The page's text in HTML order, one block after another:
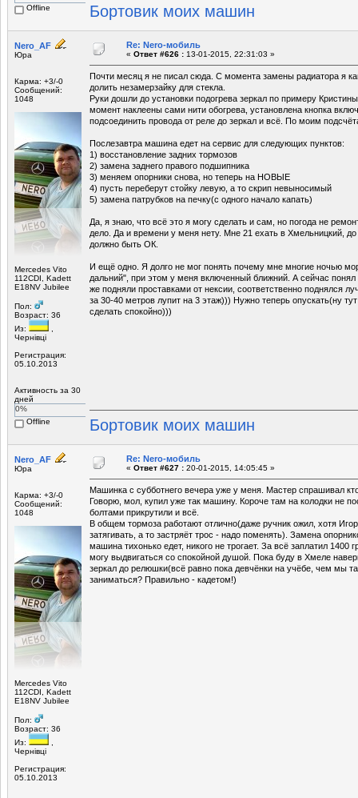
Offline
Бортовик моих машин
Nero_AF
Юра
Карма: +3/-0
Сообщений:
1048
Mercedes Vito
112CDI, Kadett
E18NV Jubilee
Пол:
Возраст: 36
Из:
Чернівці
Регистрация:
05.10.2013
Активность за 30
дней
0%
Offline
Re: Nero-мобиль
« Ответ #626 : 13-01-2015, 22:31:03 »
Почти месяц я не писал сюда. С момента замены радиатора я
долить незамерзайку для стекла.
Руки дошли до установки подогрева зеркал по примеру
момент наклеены сами нити обогрева, установлена кнопка
подсоединить провода от реле до зеркал и всё. По моим
Послезавтра машина едет на сервис для следующих пунктов:
1) восстановление задних тормозов
2) замена заднего правого подшипника
3) меняем опорники снова, но теперь на НОВЫЕ
4) пусть переберут стойку левую, а то скрип невыносимый
5) замена патрубков на печку(с одного начало капать)
Да, я знаю, что всё это я могу сделать и сам, но погода не
дело. Да и времени у меня нету. Мне 21 ехать в Хмельницкий,
должно быть ОК.
И ещё одно. Я долго не мог понять почему мне многие ночью
дальний", при этом у меня включенный ближний. А сейчас
же подняли проставками от нексии, соответственно поднялся
за 30-40 метров лупит на 3 этаж))) Нужно теперь опускать(ну
сделать спокойно)))
Бортовик моих машин
Nero_AF
Юра
Карма: +3/-0
Сообщений:
1048
Mercedes Vito
112CDI, Kadett
E18NV Jubilee
Пол:
Возраст: 36
Из:
Чернівці
Регистрация:
05.10.2013
Re: Nero-мобиль
« Ответ #627 : 20-01-2015, 14:05:45 »
Машинка с субботнего вечера уже у меня. Мастер спрашивал
Говорю, мол, купил уже так машину. Короче там на колодки не
болтами прикрутили и всё.
В общем тормоза работают отлично(даже ручник ожил, хотя
затягивать, а то застряёт трос - надо поменять). Замена
машина тихонько едет, никого не трогает. За всё заплатил 1400
могу выдвигаться со спокойной душой. Пока буду в Хмеле
зеркал до релюшки(всё равно пока девчёнки на учёбе, чем мы
заниматься? Правильно - кадетом!)